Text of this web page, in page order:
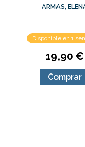
ARMAS,
Disponible en 1
19,90 €
Comprar